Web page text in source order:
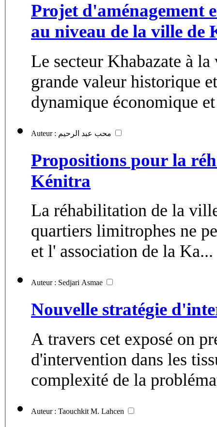
Projet d'aménagement
au niveau de la ville de
Le secteur Khabazate à
grande valeur historique
dynamique économique
Propositions pour la
Kénitra
La réhabilitation de la
quartiers limitrophes ne
et l' association de la Ka...
Auteur : Sedjari Asmae
Nouvelle stratégie
A travers cet exposé on
d'intervention dans les
complexité de la
Auteur : Taouchkit M. Lahcen